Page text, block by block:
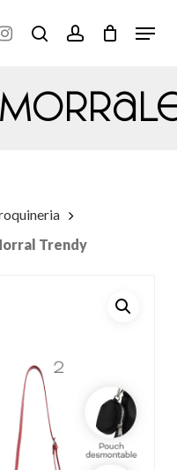
search accountMenu
Trendy